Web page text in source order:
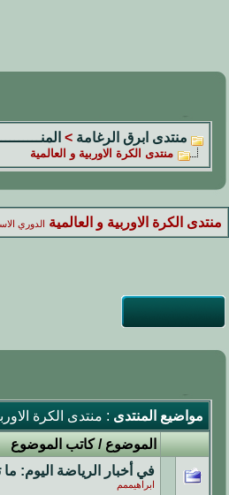
منتدى ابرق الرغامة >
منتدى الكرة الاوربية و العالمية
منتدى الكرة الاوربية و العالمية الدوري
مواضيع المنتدى : منتدى الكرة
الموضوع/كاتب الموضوع
في أخبار الرياضة اليوم:
ابراهيممم